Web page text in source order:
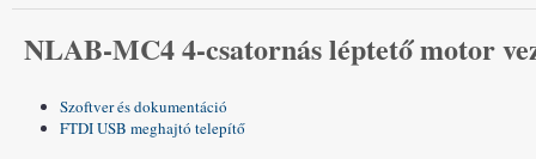
NLAB-MC4 4-csatornás léptető motor
Szoftver és dokumentáció
FTDI USB meghajtó telepítő